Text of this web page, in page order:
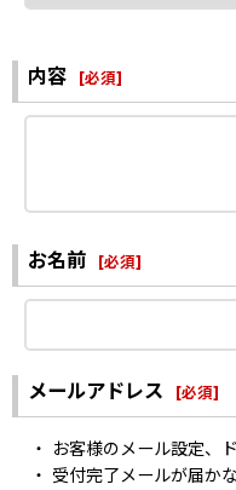
内容 [必須]
お名前 [必須]
メールアドレス [必須]
・ お客様のメール設定、
・ 受付完了メールが届か